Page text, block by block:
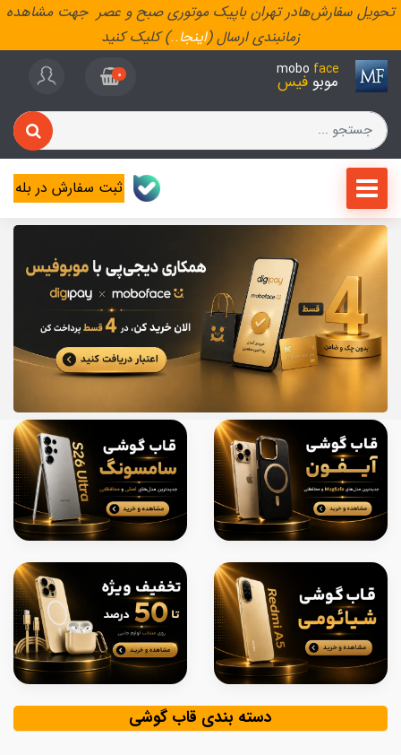
تحویل سفارش‌هادر تهران باپیک موتوری صبح و عصر جهت مشاهده
زمانبندی ارسال (اینجا..) کلیک کنید
mobo face
موبو فیس 0
ثبت سفارش در بله
دسته بندی قاب گوشی